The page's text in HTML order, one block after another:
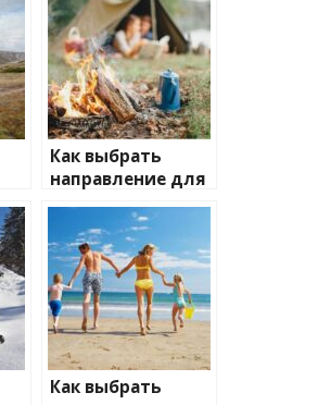
Как выбрать
направление для
отдыха на
природе
Как выбрать